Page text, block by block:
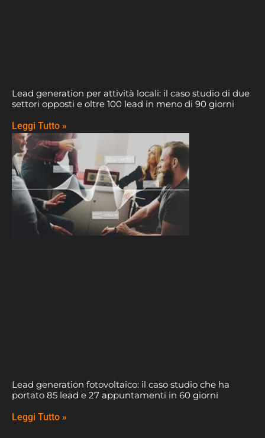
Lead generation per attività locali: il caso studio di due
settori opposti e oltre 100 lead in meno di 90 giorni
Leggi Tutto »
Lead generation fotovoltaico: il caso studio che ha
portato 85 lead e 27 appuntamenti in 60 giorni
Leggi Tutto »